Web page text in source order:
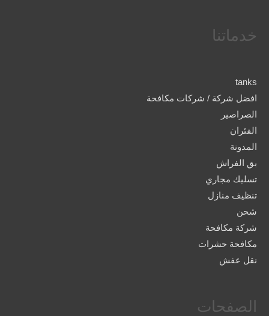
خدماتنا
tanks
افضل شركة / شركات مكافحة
الصراصير
الفئران
المدونة
بق الفراش
تسليك مجاري
تنظيف منازل
شحن
شركة مكافحة
مكافحة حشرات
نقل عفش
الصفحات